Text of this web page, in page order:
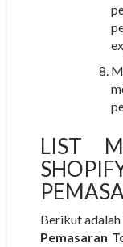
LIST
Berikut
Pemasaran